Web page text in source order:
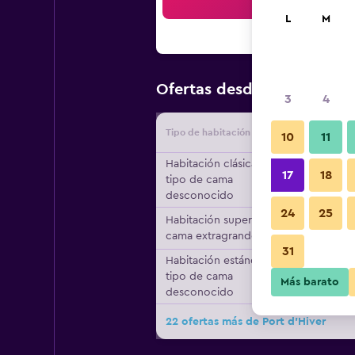
Ofertas desde Oferta
Tipo de habitación
Habitación clásica,
tipo de cama
desconocido
Habitación superior, 1
cama extragrande
Habitación estándar,
tipo de cama
desconocido
22 ofertas más de Port d'Hiver
L M
3 4
10 11
17 18
24 25
31
Más barato